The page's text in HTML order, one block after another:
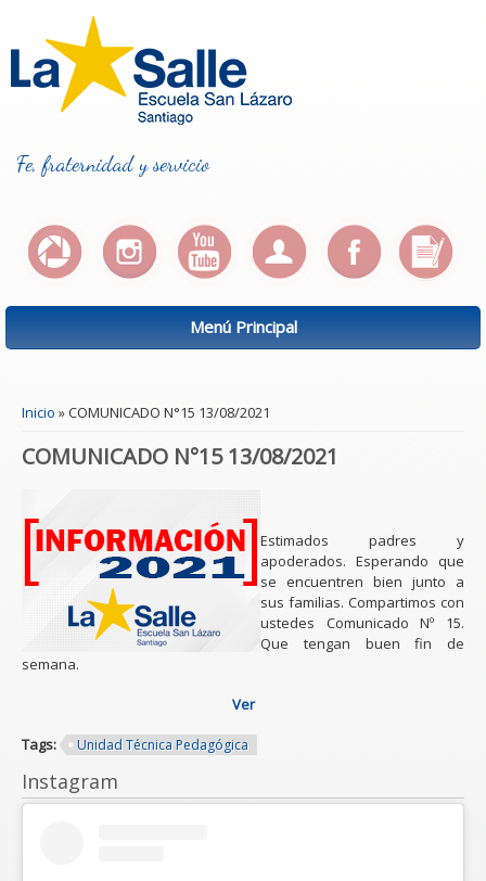
Fe, fraternidad y servicio
Menú Principal
Inicio » COMUNICADO N°15 13/08/2021
COMUNICADO N°15 13/08/2021
Estimados padres y
apoderados. Esperando que
se encuentren bien junto a
sus familias. Compartimos con
ustedes Comunicado Nº 15.
Que tengan buen fin de
semana.
Ver
Tags: Unidad Técnica Pedagógica
Instagram